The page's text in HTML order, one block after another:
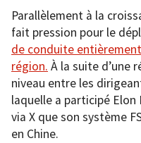
Parallèlement à la
fait pression pour le
de conduite
région. À la suite d’une
niveau entre les
laquelle a participé Elon
via X que son système
en Chine.